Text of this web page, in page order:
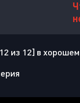
из 12] в хорошем